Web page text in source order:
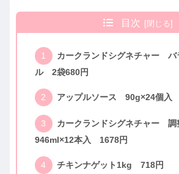
目次
カークランドシグネチャー バ
ル 2袋680円
アップルソース 90g×24個入
カークランドシグネチャー
946ml×12本入 1678円
チキンナゲット1kg 718円